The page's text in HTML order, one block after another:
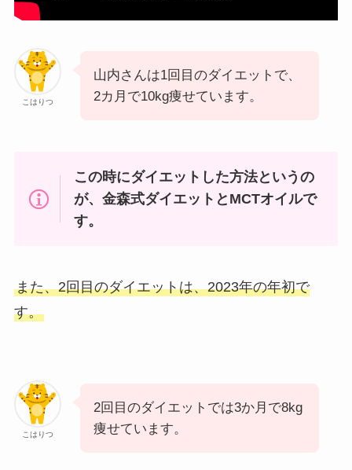
こはりつ
山内さんは1回目のダイエットで、
2カ月で10kg痩せています。
この時にダイエットした方法というの
が、金森式ダイエットとMCTオイルで
す。
また、2回目のダイエットは、2023年の年初で
す。
こはりつ
2回目のダイエットでは3か月で8kg
痩せています。